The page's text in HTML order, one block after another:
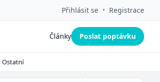
Přihlásit se • Registrace
Články Poslat poptávku
Ostatní